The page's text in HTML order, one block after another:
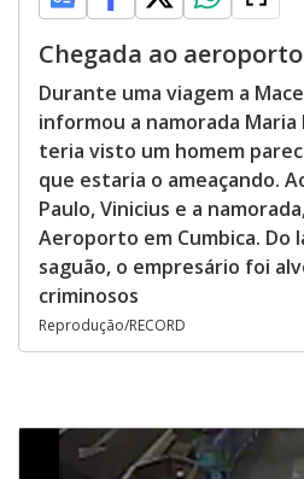
Chegada ao aeroporto
Durante uma viagem a
informou a namorada
teria visto um homem
que estaria o ameaçando.
Paulo, Vinicius e a
Aeroporto em Cumbica. Do
saguão, o empresário foi
criminosos
Reprodução/RECORD